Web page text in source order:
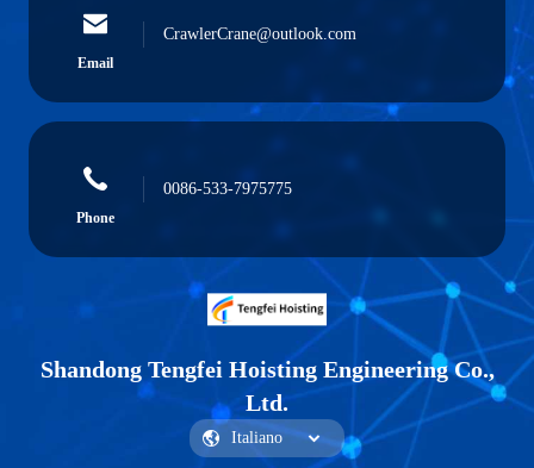
Email
CrawlerCrane@outlook.com
Phone
0086-533-7975775
Shandong Tengfei Hoisting Engineering Co.,
Ltd.